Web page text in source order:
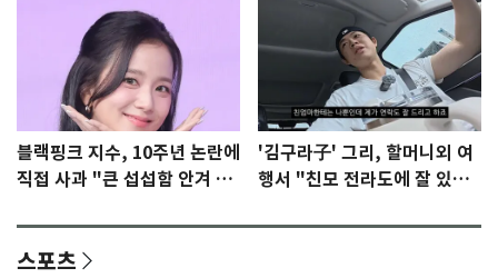
블랙핑크 지수, 10주년 논란에
직접 사과 "큰 섭섭함 안겨 미
'김구라子' 그리, 할머니외 여
행서 "친모 전라도에 잘 있
스포츠